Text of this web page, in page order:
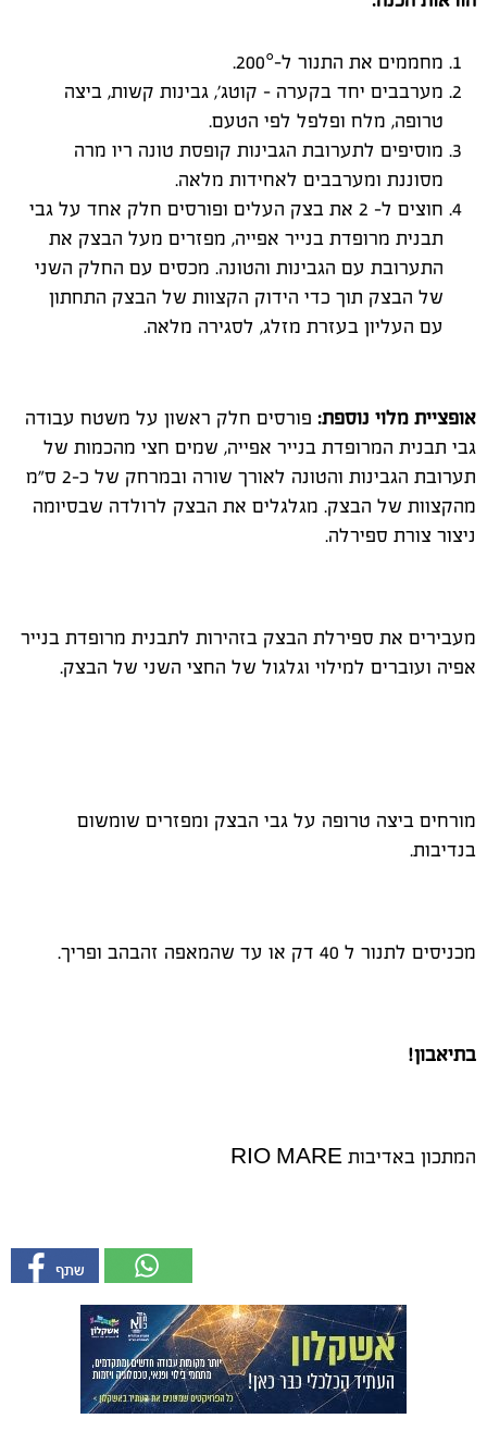
מחממים את התנור ל-200°.
מערבבים יחד בקערה – קוטג', גבינות קשות, ביצה
טרופה, מלח ופלפל לפי הטעם.
מוסיפים לתערובת הגבינות קופסת טונה ריו מרה
מסוננת ומערבבים לאחידות מלאה.
חוצים ל- 2 את בצק העלים ופורסים חלק אחד על גבי
תבנית מרופדת בנייר אפייה, מפזרים מעל הבצק את
התערובת עם הגבינות והטונה. מכסים עם החלק השני
של הבצק תוך כדי הידוק הקצוות של הבצק התחתון
עם העליון בעזרת מזלג, לסגירה מלאה.
אופציית מלוי נוספת: פורסים חלק ראשון על משטח עבודה
גבי תבנית המרופדת בנייר אפייה, שמים חצי מהכמות של
תערובת הגבינות והטונה לאורך שורה ובמרחק של כ-2 ס"מ
מהקצוות של הבצק. מגלגלים את הבצק לרולדה שבסיומה
ניצור צורת ספירלה.
מעבירים את ספירלת הבצק בזהירות לתבנית מרופדת בנייר
אפיה ועוברים למילוי וגלגול של החצי השני של הבצק.
מורחים ביצה טרופה על גבי הבצק ומפזרים שומשום
בנדיבות.
מכניסים לתנור ל 40 דק או עד שהמאפה זהבהב ופריך.
בתיאבון!
המתכון באדיבות RIO MARE